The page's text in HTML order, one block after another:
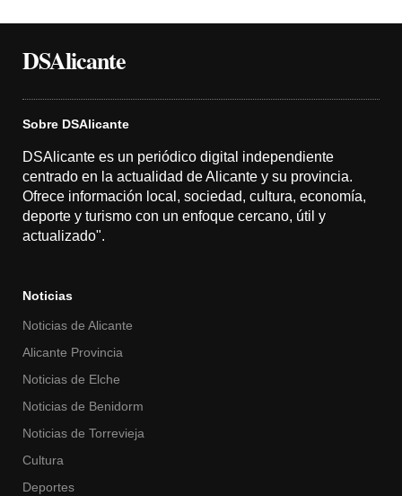
DSAlicante
Sobre DSAlicante
DSAlicante es un periódico digital independiente
centrado en la actualidad de Alicante y su provincia.
Ofrece información local, sociedad, cultura, economía,
deporte y turismo con un enfoque cercano, útil y
actualizado".
Noticias
Noticias de Alicante
Alicante Provincia
Noticias de Elche
Noticias de Benidorm
Noticias de Torrevieja
Cultura
Deportes